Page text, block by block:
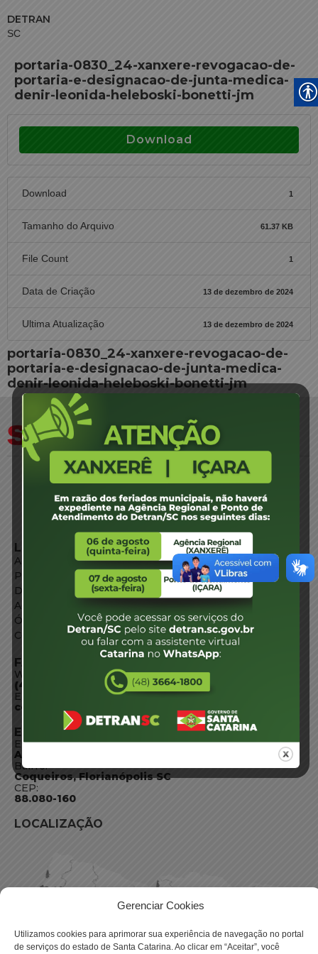
Gerenciar Cookies
Utilizamos cookies para aprimorar sua experiência de navegação no portal
de serviços do estado de Santa Catarina. Ao clicar em “Aceitar”, você
DETRAN
SC
portaria-0830_24-xanxere-revogacao-de-
portaria-e-designacao-de-junta-medica-
denir-leonida-heleboski-bonetti-jm
Download
Download 1
Tamanho do Arquivo 61.37 KB
File Count 1
Data de Criação 13 de dezembro de 2024
Ultima Atualização 13 de dezembro de 2024
portaria-0830_24-xanxere-revogacao-de-
portaria-e-designacao-de-junta-medica-
denir-leonida-heleboski-bonetti-jm
LINKS EXTERNOS
Agência de Notícias
Portal de Serviços
Diário Oficial
Acesso à Informação
Órgãos do Governo
Conheça SC
FALE CONOSCO
WhatsApp:
(48) 3664-1800
E-mail:
centraldeinformacoes@detran.sc.gov.br
ENDEREÇO
Endereço:
Av. Almirante Tamandaré - 480
Bairro:
Coqueiros, Florianópolis SC
CEP:
88.080-160
LOCALIZAÇÃO